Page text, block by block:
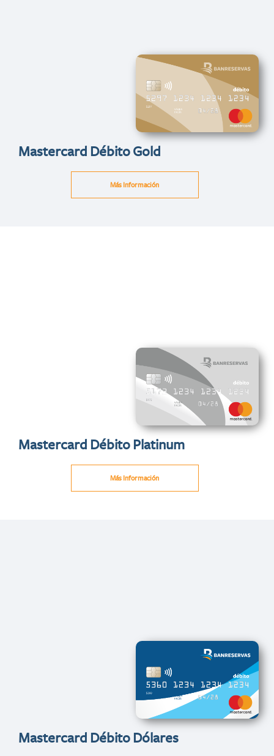
Mastercard Débito Gold
Más Información
Mastercard Débito Platinum
Más Información
Mastercard Débito Dólares